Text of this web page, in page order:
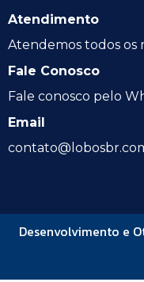
Atendimento
Atendemos todos os
Fale Conosco
Fale conosco pelo
Email
Desenvolvimento e